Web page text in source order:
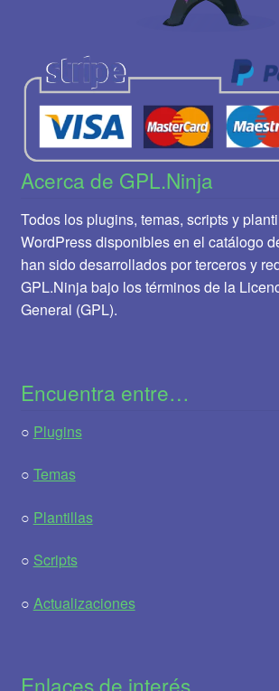
Acerca de GPL.Ninja
Todos los plugins, temas, scripts y
WordPress disponibles en el catálogo
han sido desarrollados por terceros y
GPL.Ninja bajo los términos de la
General (GPL).
Encuentra entre…
○ Plugins
○ Temas
○ Plantillas
○ Scripts
○ Actualizaciones
Enlaces de interés